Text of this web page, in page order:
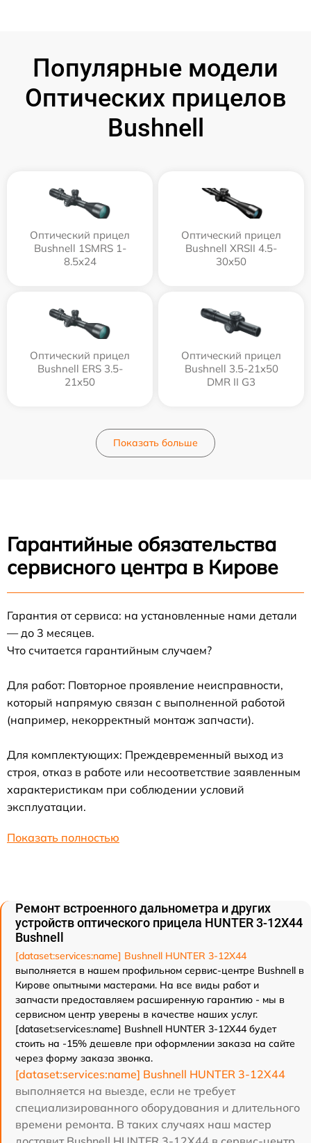
Популярные модели
Оптических прицелов
Bushnell
Оптический прицел
Bushnell 1SMRS 1-
8.5x24
Оптический прицел
Bushnell XRSII 4.5-
30x50
Оптический прицел
Bushnell ERS 3.5-
21x50
Оптический прицел
Bushnell 3.5-21x50
DMR II G3
Показать больше
Гарантийные обязательства
сервисного центра в Кирове
Гарантия от сервиса: на установленные нами детали
— до 3 месяцев.
Что считается гарантийным случаем?
Для работ: Повторное проявление неисправности,
который напрямую связан с выполненной работой
(например, некорректный монтаж запчасти).
Для комплектующих: Преждевременный выход из
строя, отказ в работе или несоответствие заявленным
характеристикам при соблюдении условий
эксплуатации.
Показать полностью
Ремонт встроенного дальнометра и других
устройств оптического прицела HUNTER 3-12X44
Bushnell
[dataset:services:name] Bushnell HUNTER 3-12X44
выполняется в нашем профильном сервис-центре Bushnell в
Кирове опытными мастерами. На все виды работ и
запчасти предоставляем расширенную гарантию - мы в
сервисном центр уверены в качестве наших услуг.
[dataset:services:name] Bushnell HUNTER 3-12X44 будет
стоить на -15% дешевле при оформлении заказа на сайте
через форму заказа звонка.
[dataset:services:name] Bushnell HUNTER 3-12X44
выполняется на выезде, если не требует
специализированного оборудования и длительного
времени ремонта. В таких случаях наш мастер